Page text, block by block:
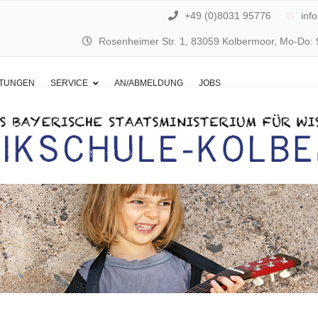
+49 (0)8031 95776
Rosenheimer Str. 1, 83059 Kolbermoor, Mo-
SERVICE AN/ABMELDUNG JOBS